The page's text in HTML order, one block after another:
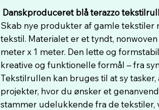
Danskproduceret blå terazzo
Skab nye produkter af gamle
tekstil. Materialet er et tyndt,
meter x 1 meter. Den lette og
kreative og funktionelle formål – fra
Tekstilrullen kan bruges til at sy
projekter, hvor du ønsker et
stammer udelukkende fra de tekstiler,